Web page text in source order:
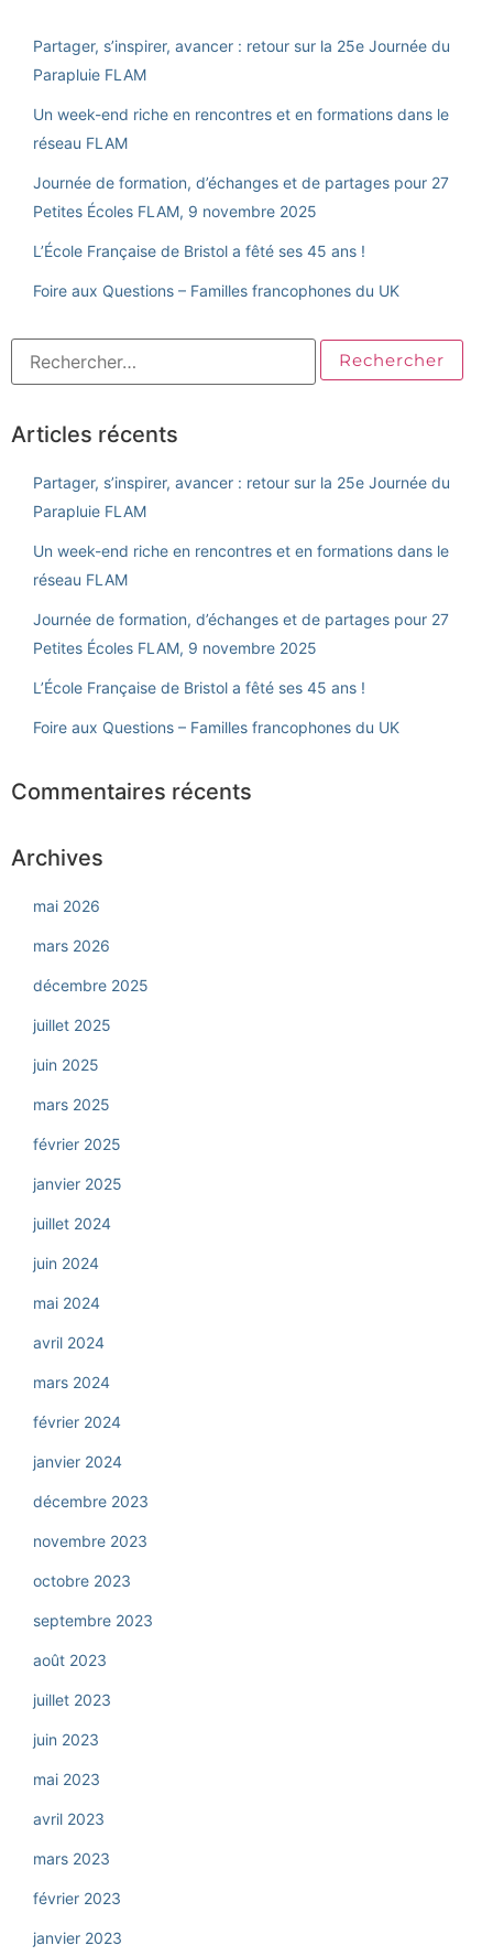
Partager, s’inspirer, avancer : retour sur la 25e Journée du
Parapluie FLAM
Un week-end riche en rencontres et en formations dans le
réseau FLAM
Journée de formation, d’échanges et de partages pour 27
Petites Écoles FLAM, 9 novembre 2025
L’École Française de Bristol a fêté ses 45 ans !
Foire aux Questions – Familles francophones du UK
Articles récents
Partager, s’inspirer, avancer : retour sur la 25e Journée du
Parapluie FLAM
Un week-end riche en rencontres et en formations dans le
réseau FLAM
Journée de formation, d’échanges et de partages pour 27
Petites Écoles FLAM, 9 novembre 2025
L’École Française de Bristol a fêté ses 45 ans !
Foire aux Questions – Familles francophones du UK
Commentaires récents
Archives
mai 2026
mars 2026
décembre 2025
juillet 2025
juin 2025
mars 2025
février 2025
janvier 2025
juillet 2024
juin 2024
mai 2024
avril 2024
mars 2024
février 2024
janvier 2024
décembre 2023
novembre 2023
octobre 2023
septembre 2023
août 2023
juillet 2023
juin 2023
mai 2023
avril 2023
mars 2023
février 2023
janvier 2023